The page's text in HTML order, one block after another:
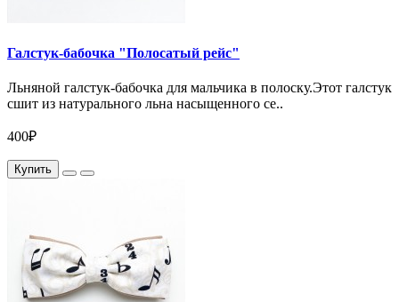
Галстук-бабочка "Полосатый рейс"
Льняной галстук-бабочка для мальчика в полоску.Этот галстук
сшит из натурального льна насыщенного се..
400₽
Купить